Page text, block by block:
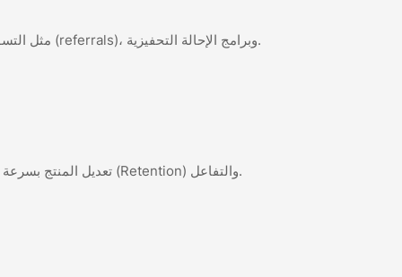
مثل التسويق بالمحتوى، التسويق عبر البريد الإلكتروني، الإحالات (referrals)، وبرامج الإحالة التحفيزية.
تعديل المنتج بسرعة استجابة لردود فعل المستخدمين لزيادة معدل الاحتفاظ (Retention) والتفاعل.